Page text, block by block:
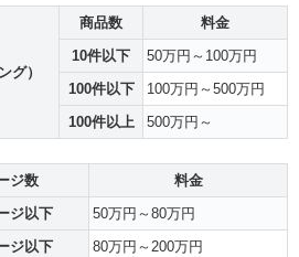
グ）
商品数
料金
10件以下
50万円～100万円
100件以下
100万円～500万円
100件以上
500万円～
ジ数
料金
ジ以下
50万円～80万円
ジ以下
80万円～200万円